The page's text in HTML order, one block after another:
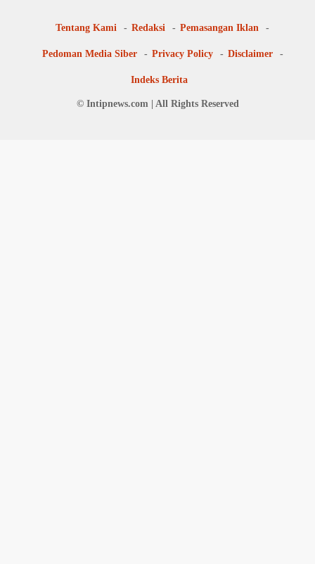
Tentang Kami Redaksi Pemasangan Iklan
Pedoman Media Siber Privacy Policy Disclaimer
Indeks Berita
© Intipnews.com | All Rights Reserved